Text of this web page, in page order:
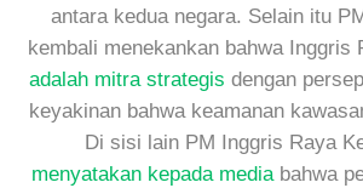
antara kedua negara. Selain itu
kembali menekankan bahwa Inggris
adalah mitra strategis dengan
keyakinan bahwa keamanan
Di sisi lain PM Inggris Raya
menyatakan kepada mediabahwa